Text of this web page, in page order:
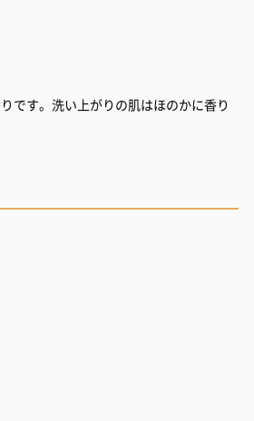
です。洗い上がりの肌はほのかに香り